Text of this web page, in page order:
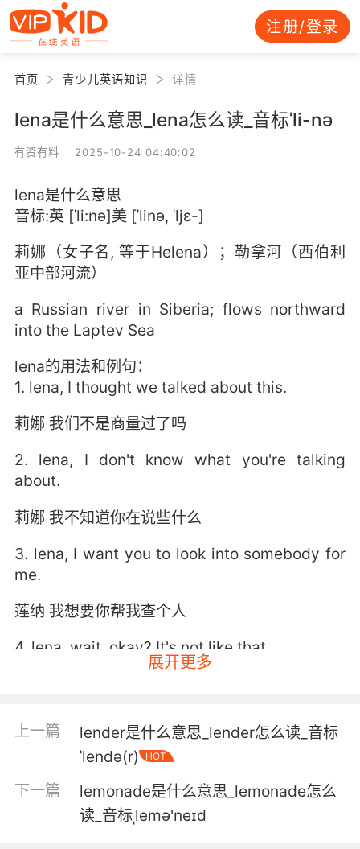
注册/登录
首页 青少儿英语知识 详情
lena是什么意思_lena怎么读_音标ˈli-nə
有资有料 2025-10-24 04:40:02
lena是什么意思
音标:英 [ˈli:nə]美 [ˈlinə, ˈljɛ-]
莉娜（女子名, 等于Helena）；勒拿河（西伯利
亚中部河流）
a Russian river in Siberia; flows northward
into the Laptev Sea
lena的用法和例句：
1. lena, I thought we talked about this.
莉娜 我们不是商量过了吗
2. lena, I don't know what you're talking
about.
莉娜 我不知道你在说些什么
3. lena, I want you to look into somebody for
me.
莲纳 我想要你帮我查个人
4. lena, wait, okay? It's not like that.
5. lena was telling the truth, she's clean.
莉娜说的是实话 她是清白的
6. lena doesn't realize how much potential
展开更多
上一篇
lender是什么意思_lender怎么读_音标
ˈlendə(r)
HOT
下一篇
lemonade是什么意思_lemonade怎么
读_音标ˌlemə'neɪd